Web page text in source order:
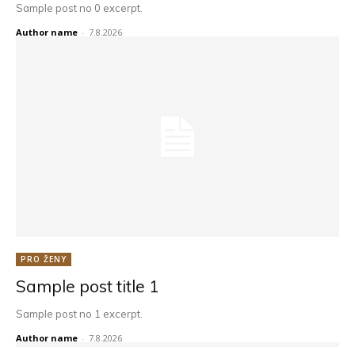
Sample post no 0 excerpt.
Author name - 7.8.2026
PRO ŽENY
Sample post title 1
Sample post no 1 excerpt.
Author name - 7.8.2026